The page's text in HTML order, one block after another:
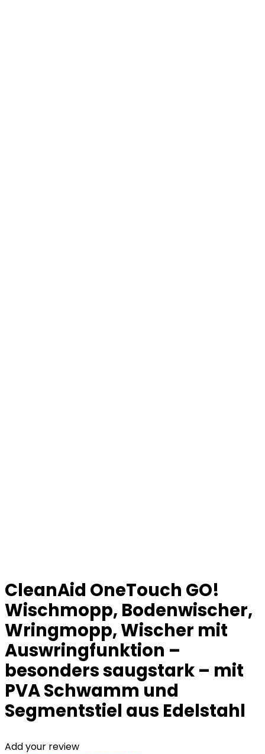
CleanAid OneTouch GO!
Wischmopp, Bodenwischer,
Wringmopp, Wischer mit
Auswringfunktion –
besonders saugstark – mit
PVA Schwamm und
Segmentstiel aus Edelstahl
Add your review